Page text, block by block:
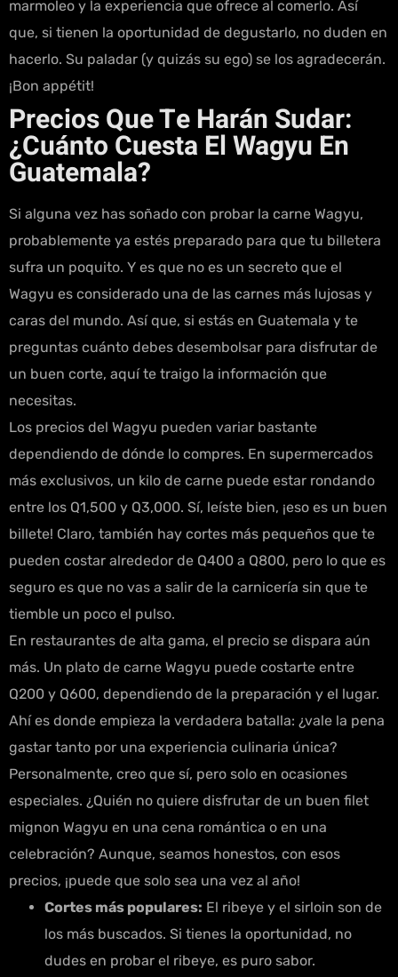
marmoleo y la experiencia que ofrece al comerlo. Así
que, si tienen la oportunidad de degustarlo, no duden en
hacerlo. Su paladar (y quizás su ego) se los agradecerán.
¡Bon appétit!
Precios Que Te Harán Sudar:
¿Cuánto Cuesta El Wagyu En
Guatemala?
Si alguna vez has soñado con probar la carne Wagyu,
probablemente ya estés preparado para que tu billetera
sufra un poquito. Y es que no es un secreto que el
Wagyu es considerado una de las carnes más lujosas y
caras del mundo. Así que, si estás en Guatemala y te
preguntas cuánto debes desembolsar para disfrutar de
un buen corte, aquí te traigo la información que
necesitas.
Los precios del Wagyu pueden variar bastante
dependiendo de dónde lo compres. En supermercados
más exclusivos, un kilo de carne puede estar rondando
entre los Q1,500 y Q3,000. Sí, leíste bien, ¡eso es un buen
billete! Claro, también hay cortes más pequeños que te
pueden costar alrededor de Q400 a Q800, pero lo que es
seguro es que no vas a salir de la carnicería sin que te
tiemble un poco el pulso.
En restaurantes de alta gama, el precio se dispara aún
más. Un plato de carne Wagyu puede costarte entre
Q200 y Q600, dependiendo de la preparación y el lugar.
Ahí es donde empieza la verdadera batalla: ¿vale la pena
gastar tanto por una experiencia culinaria única?
Personalmente, creo que sí, pero solo en ocasiones
especiales. ¿Quién no quiere disfrutar de un buen filet
mignon Wagyu en una cena romántica o en una
celebración? Aunque, seamos honestos, con esos
precios, ¡puede que solo sea una vez al año!
Cortes más populares: El ribeye y el sirloin son de
los más buscados. Si tienes la oportunidad, no
dudes en probar el ribeye, es puro sabor.